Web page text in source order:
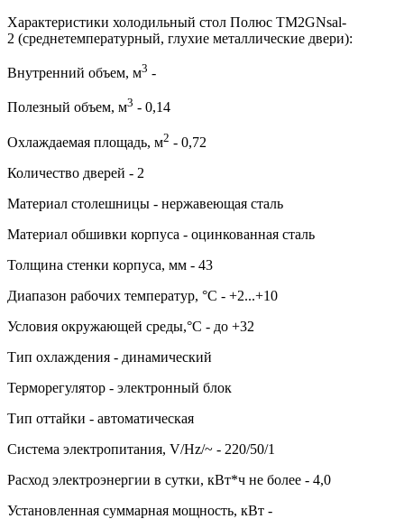
Характеристики холодильный стол Полюс TM2GNsal-
2 (среднетемпературный, глухие металлические двери):
Внутренний объем, м3 -
Полезный объем, м3 - 0,14
Охлаждаемая площадь, м2 - 0,72
Количество дверей - 2
Материал столешницы - нержавеющая сталь
Материал обшивки корпуса - оцинкованная сталь
Толщина стенки корпуса, мм - 43
Диапазон рабочих температур, °C - +2...+10
Условия окружающей среды,°C - до +32
Тип охлаждения - динамический
Терморегулятор - электронный блок
Тип оттайки - автоматическая
Система электропитания, V/Hz/~ - 220/50/1
Расход электроэнергии в сутки, кВт*ч не более - 4,0
Установленная суммарная мощность, кВт -